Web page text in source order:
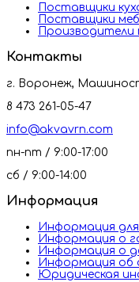
Поставщики
Поставщики
Производители
Контакты
г. Воронеж,
8 473 261-05-47
info@akvavrn.com
пн-пт / 9:00-17:00
сб / 9:00-14:00
Информация
Информация
Информация о
Информация о
Информация об
Юридическая